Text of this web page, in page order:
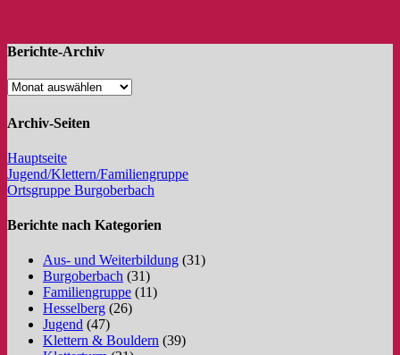
Berichte-Archiv
Archiv-Seiten
Hauptseite
Jugend/Klettern/Familiengruppe
Ortsgruppe Burgoberbach
Berichte nach Kategorien
Aus- und Weiterbildung (31)
Burgoberbach (31)
Familiengruppe (11)
Hesselberg (26)
Jugend (47)
Klettern & Bouldern (39)